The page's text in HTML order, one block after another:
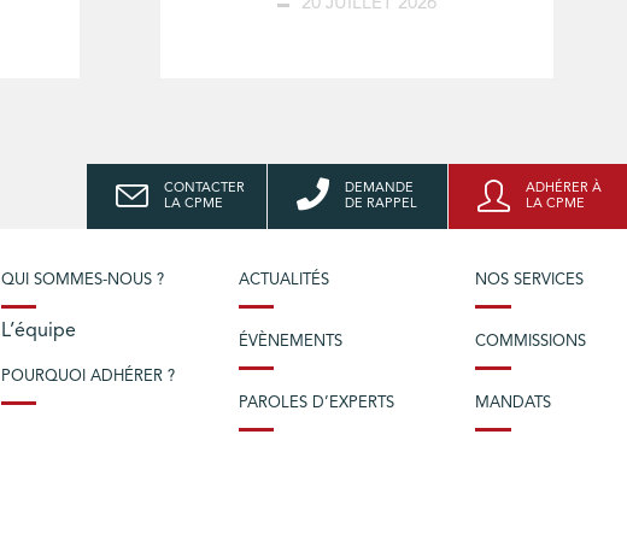
20 JUILLET 2026
CONTACTER
LA CPME
DEMANDE
DE RAPPEL
ADHÉRER À
LA CPME
QUI SOMMES-NOUS ?
L’équipe
POURQUOI ADHÉRER ?
ACTUALITÉS
ÉVÈNEMENTS
PAROLES D’EXPERTS
NOS SERVICES
COMMISSIONS
MANDATS